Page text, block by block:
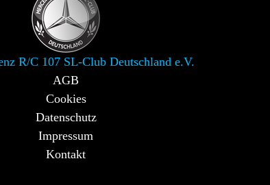
R/C 107 SL-Club Deutschland e.V.
AGB
Cookies
Datenschutz
Impressum
Kontakt